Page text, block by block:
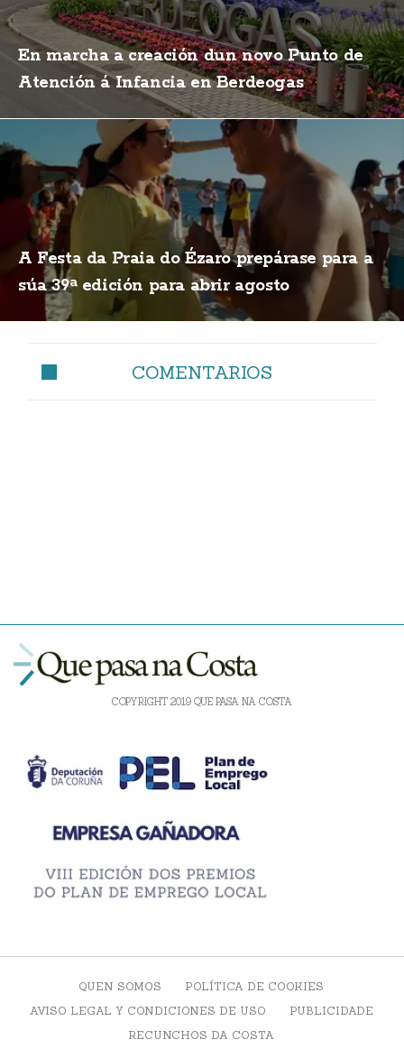
En marcha a creación dun novo Punto de
Atención á Infancia en Berdeogas
A Festa da Praia do Ézaro prepárase para a
súa 39ª edición para abrir agosto
COMENTARIOS
COPYRIGHT 2019 QUE PASA NA COSTA
QUEN SOMOS
POLÍTICA DE COOKIES
AVISO LEGAL Y CONDICIONES DE USO
PUBLICIDADE
RECUNCHOS DA COSTA